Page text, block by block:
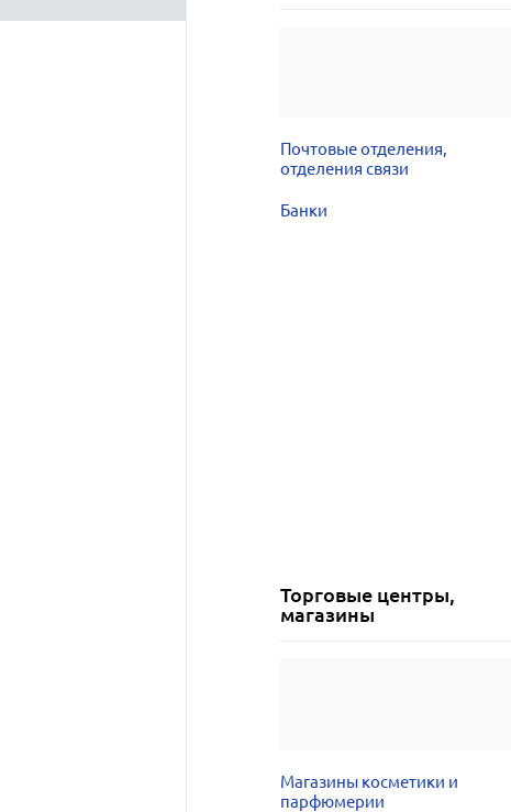
Почтовые отделения,
отделения связи
Банки
Торговые центры,
магазины
Магазины косметики и
парфюмерии